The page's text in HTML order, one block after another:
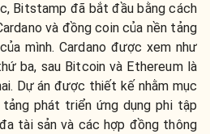
Bitstamp đã bắt đầu bằng cách
và đồng coin của nền tảng
mình. Cardano được xem như
ba, sau Bitcoin và Ethereum là
Dự án được thiết kế nhằm mục
phát triển ứng dụng phi tập
tài sản và các hợp đồng thông